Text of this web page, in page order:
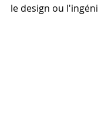
le design ou